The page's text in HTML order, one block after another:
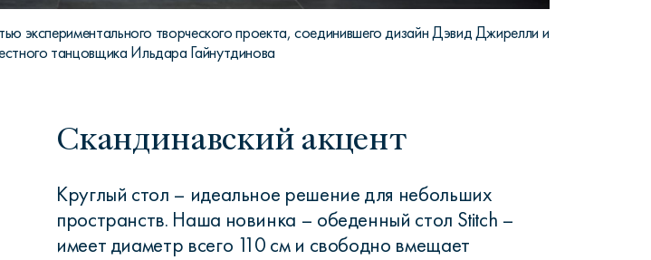
экспериментального творческого проекта, соединившего дизайн Дэвид Джирелли и
танцовщика Ильдара Гайнутдинова
Скандинавский акцент
Круглый стол – идеальное решение для небольших
пространств. Наша новинка – обеденный стол Stitch –
имеет диаметр всего 110 см и свободно вмещает